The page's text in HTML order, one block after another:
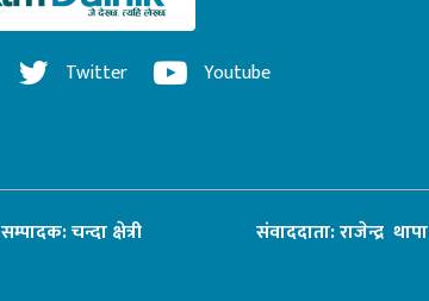
Twitter Youtube
सम्पादक: चन्दा क्षेत्री संवाददाता: राजेन्द्र थापा